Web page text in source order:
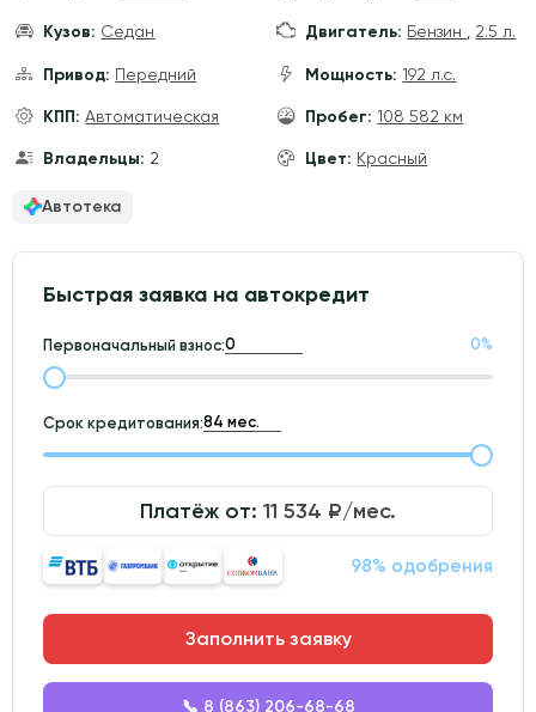
Кузов: Седан Двигатель: Бензин 2.5 л.
Привод: Передний Мощность: 192 л.с.
КПП: Автоматическая Пробег: 108 582 км
Владельцы: 2 Цвет: Красный
Автотека
Быстрая заявка на автокредит
Первоначальный взнос: 0%
Срок кредитования:
Платёж от: 11 534 ₽/мес.
98% одобрения
Заполнить заявку
📞 8 (863) 206-68-68